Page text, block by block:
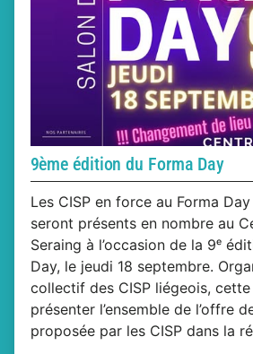
9ème édition du Forma Day
Les CISP en force au Forma
seront présents en nombre au
Seraing à l’occasion de la 9ᵉ
Day, le jeudi 18 septembre.
collectif des CISP liégeois,
présenter l’ensemble de l’offre
proposée par les CISP dans la